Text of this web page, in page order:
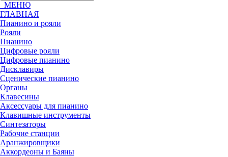
МЕНЮ
ГЛАВНАЯ
Пианино и рояли
Рояли
Пианино
Цифровые рояли
Цифровые пианино
Дисклавиры
Сценические пианино
Органы
Клавесины
Аксессуары для пианино
Клавишные инструменты
Синтезаторы
Рабочие станции
Аранжировщики
Аккордеоны и Баяны